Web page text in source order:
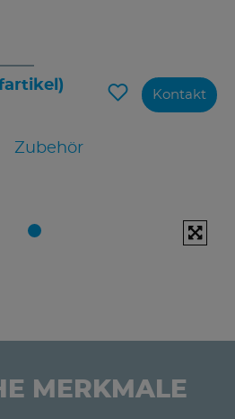
Zubehör
Kontakt
MERKMALE